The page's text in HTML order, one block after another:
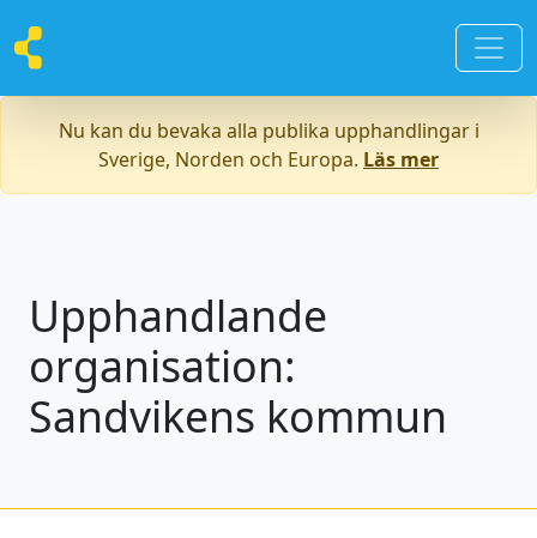
Nu kan du bevaka alla publika upphandlingar i
Sverige, Norden och Europa. Läs mer
Upphandlande
organisation:
Sandvikens kommun